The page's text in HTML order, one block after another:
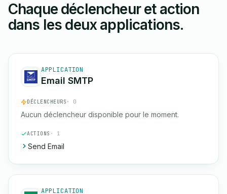
Chaque déclencheur et action
dans les deux applications.
APPLICATION
Email SMTP
DÉCLENCHEURS · 0
Aucun déclencheur disponible pour le moment.
ACTIONS · 1
Send Email
APPLICATION